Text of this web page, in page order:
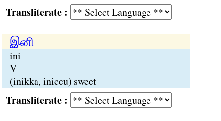
:
இனி
ini
V
(inikka, iniccu) sweet
: